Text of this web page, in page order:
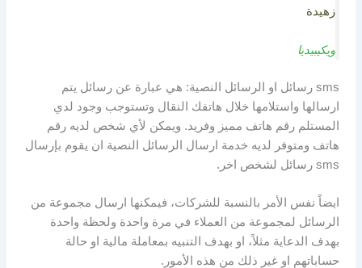
زهيدة
ويكيبيديا
sms رسائل او الرسائل النصية: هي عبارة عن رسائل يتم
ارسالها واستلامها خلال هاتفك النقال وتستوجب وجود لدي
المستلم رقم هاتف مميز وفريد. ويمكن لأي شخص لديه رقم
هاتف ومتوفر لديه خدمة ارسال الرسائل النصية ان يقوم بإرسال
sms رسائل لشخص اخر.
ايضاً نفس الأمر بالنسبة للشركات، فيمكنها ارسال مجموعة من
الرسائل لمجموعة من العملاء في مرة واحدة ولحظة واحدة
بهدف الدعاية مثلاً، او بهدف التنبيه بمعاملة مالية او حالة
حساباتهم او غير ذلك من هذه الأمور.